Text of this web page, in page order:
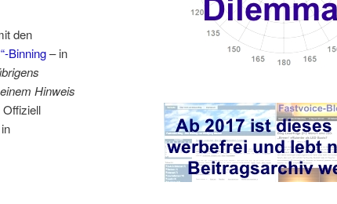
den
Binning– in
Hinweis
Offiziell
in